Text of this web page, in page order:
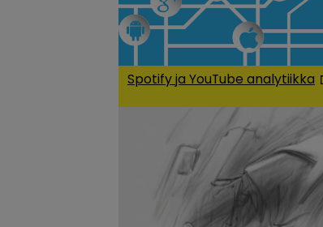
Spotify ja YouTube analytiikka